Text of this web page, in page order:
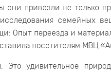
они привезли не только
семейных
Опыт переезда и
посетителям МВЦ
удивительное